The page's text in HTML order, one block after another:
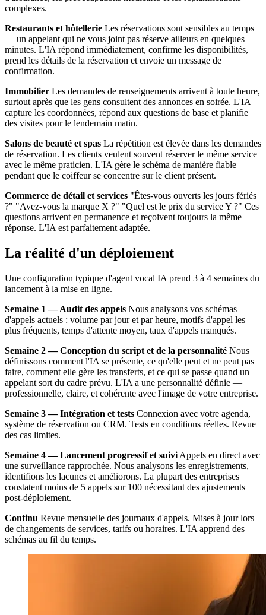
complexes.
Restaurants et hôtellerie Les réservations sont sensibles au temps
— un appelant qui ne vous joint pas réserve ailleurs en quelques
minutes. L'IA répond immédiatement, confirme les disponibilités,
prend les détails de la réservation et envoie un message de
confirmation.
Immobilier Les demandes de renseignements arrivent à toute heure,
surtout après que les gens consultent des annonces en soirée. L'IA
capture les coordonnées, répond aux questions de base et planifie
des visites pour le lendemain matin.
Salons de beauté et spas La répétition est élevée dans les demandes
de réservation. Les clients veulent souvent réserver le même service
avec le même praticien. L'IA gère le schéma de manière fiable
pendant que le coiffeur se concentre sur le client présent.
Commerce de détail et services "Êtes-vous ouverts les jours fériés
?" "Avez-vous la marque X ?" "Quel est le prix du service Y ?" Ces
questions arrivent en permanence et reçoivent toujours la même
réponse. L'IA est parfaitement adaptée.
La réalité d'un déploiement
Une configuration typique d'agent vocal IA prend 3 à 4 semaines du
lancement à la mise en ligne.
Semaine 1 — Audit des appels Nous analysons vos schémas
d'appels actuels : volume par jour et par heure, motifs d'appel les
plus fréquents, temps d'attente moyen, taux d'appels manqués.
Semaine 2 — Conception du script et de la personnalité Nous
définissons comment l'IA se présente, ce qu'elle peut et ne peut pas
faire, comment elle gère les transferts, et ce qui se passe quand un
appelant sort du cadre prévu. L'IA a une personnalité définie —
professionnelle, claire, et cohérente avec l'image de votre entreprise.
Semaine 3 — Intégration et tests Connexion avec votre agenda,
système de réservation ou CRM. Tests en conditions réelles. Revue
des cas limites.
Semaine 4 — Lancement progressif et suivi Appels en direct avec
une surveillance rapprochée. Nous analysons les enregistrements,
identifions les lacunes et améliorons. La plupart des entreprises
constatent moins de 5 appels sur 100 nécessitant des ajustements
post-déploiement.
Continu Revue mensuelle des journaux d'appels. Mises à jour lors
de changements de services, tarifs ou horaires. L'IA apprend des
schémas au fil du temps.